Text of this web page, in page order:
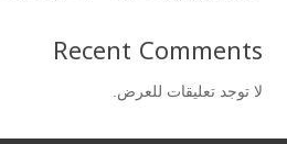
Recent Comments
لا توجد تعليقات للعرض.